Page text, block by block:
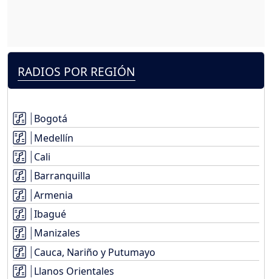
RADIOS POR REGIÓN
Bogotá
Medellín
Cali
Barranquilla
Armenia
Ibagué
Manizales
Cauca, Nariño y Putumayo
Llanos Orientales